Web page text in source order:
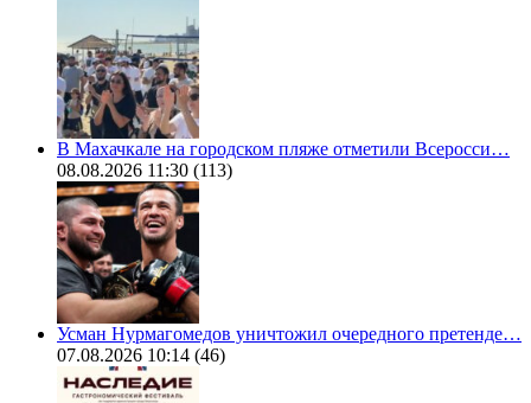
В Махачкале на городском пляже отметили Всеросси…
08.08.2026 11:30 (113)
Усман Нурмагомедов уничтожил очередного претенде…
07.08.2026 10:14 (46)